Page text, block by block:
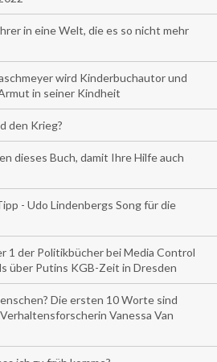
in eine Welt, die es so nicht mehr
wird Kinderbuchautor und
in seiner Kindheit
den Krieg?
dieses Buch, damit Ihre Hilfe auch
- Udo Lindenbergs Song für die
1 der Politikbücher bei Media Control
über Putins KGB-Zeit in Dresden
Die ersten 10 Worte sind
Vanessa Van